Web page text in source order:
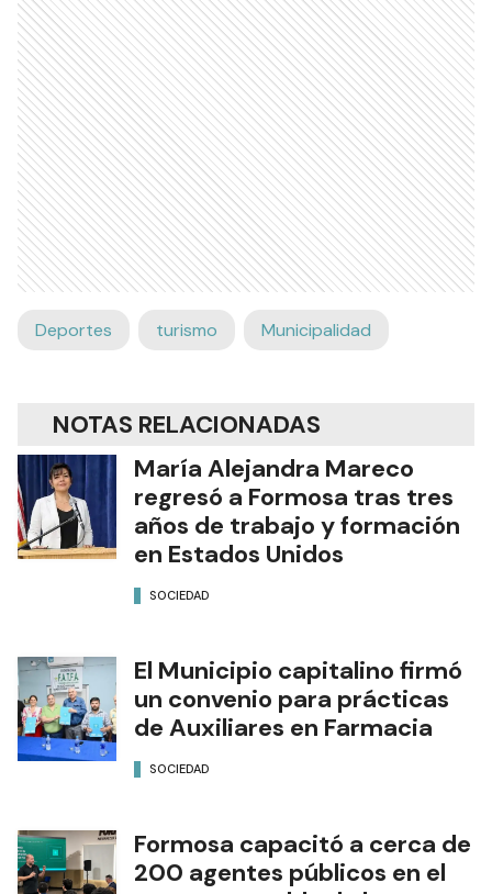
Deportes turismo Municipalidad
NOTAS RELACIONADAS
María Alejandra Mareco
regresó a Formosa tras tres
años de trabajo y formación
en Estados Unidos
SOCIEDAD
El Municipio capitalino firmó
un convenio para prácticas
de Auxiliares en Farmacia
SOCIEDAD
Formosa capacitó a cerca de
200 agentes públicos en el